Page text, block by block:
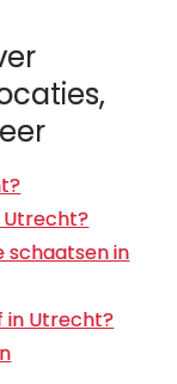
Utrecht?
schaatsen in
in Utrecht?